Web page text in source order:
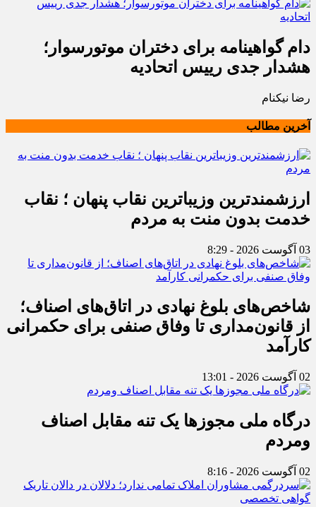
دام گواهینامه برای دختران موتورسوار؛
هشدار جدی رییس اتحادیه
رضا نیکنام
آخرین مطالب
ارزشمندترین وزیباترین نقاب پنهان ؛ نقاب
خدمت بدون منت به مردم
03 آگوست 2026 - 8:29
شاخص‌های بلوغ نهادی در اتاق‌های اصناف؛
از قانون‌مداری تا وفاق صنفی برای حکمرانی
کارآمد
02 آگوست 2026 - 13:01
درگاه ملی مجوزها یک تنه مقابل اصناف
ومردم
02 آگوست 2026 - 8:16